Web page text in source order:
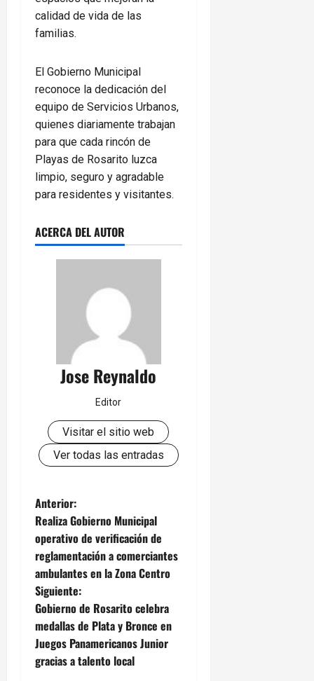
calidad de vida de las
familias.
El Gobierno Municipal
reconoce la dedicación del
equipo de Servicios Urbanos,
quienes diariamente trabajan
para que cada rincón de
Playas de Rosarito luzca
limpio, seguro y agradable
para residentes y visitantes.
ACERCA DEL AUTOR
Jose Reynaldo
Editor
Visitar el sitio web
Ver todas las entradas
N
a
v
e
g
a
Anterior:
Realiza Gobierno Municipal
operativo de verificación de
reglamentación a comerciantes
ambulantes en la Zona Centro
Siguiente:
Gobierno de Rosarito celebra
medallas de Plata y Bronce en
Juegos Panamericanos Junior
gracias a talento local